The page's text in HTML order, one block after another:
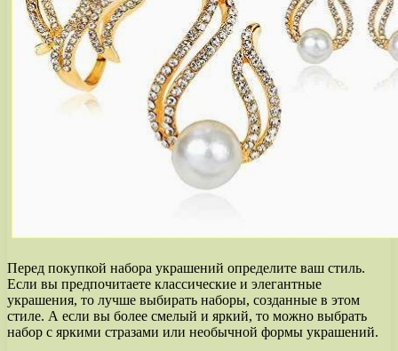
Перед покупкой набора украшений определите ваш стиль.
Если вы предпочитаете классические и элегантные
украшения, то лучше выбирать наборы, созданные в этом
стиле. А если вы более смелый и яркий, то можно выбрать
набор с яркими стразами или необычной формы украшений.